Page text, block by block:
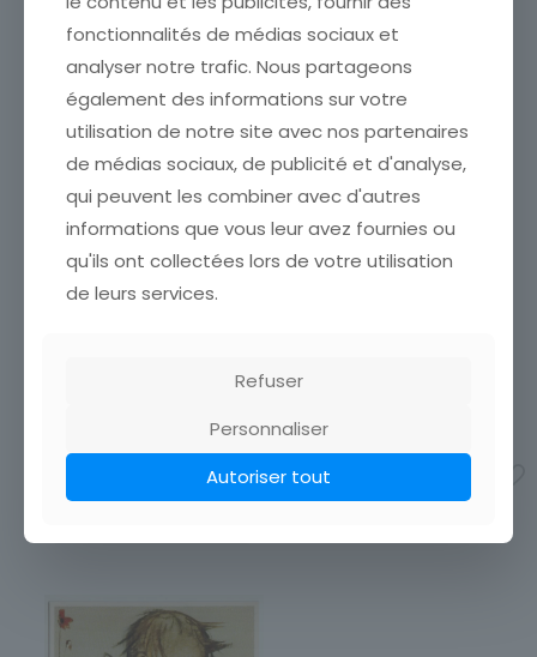
CARTE POSTALE
ILLUSTRATEUR STEPHANE
BRECQ LAMARTINE COUPLE
S EMBRASSANT
de réduire vos frais de port.
[…]
CARTE POSTALE
ILLUSTRATEUR HUMMEL N°
14685 ENFANT REGARDANT
AU DESSUS BARRIERE
Ajouter au panier
fonctionnalités de médias sociaux et
analyser notre trafic. Nous partageons
également des informations sur votre
utilisation de notre site avec nos partenaires
de médias sociaux, de publicité et d'analyse,
qui peuvent les combiner avec d'autres
informations que vous leur avez fournies ou
qu'ils ont collectées lors de votre utilisation
de leurs services.
Refuser
Personnaliser
Autoriser tout